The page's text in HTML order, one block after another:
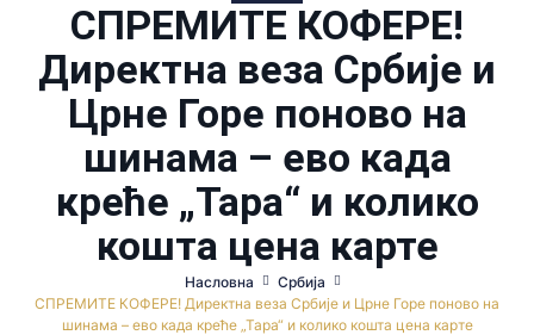
СПРЕМИТЕ КОФЕРЕ!
Директна веза Србије и
Црне Горе поново на
шинама – ево када
креће „Тара“ и колико
кошта цена карте
Насловна
Србија
СПРЕМИТЕ КОФЕРЕ! Директна веза Србије и Црне Горе поново на
шинама – ево када креће „Тара“ и колико кошта цена карте